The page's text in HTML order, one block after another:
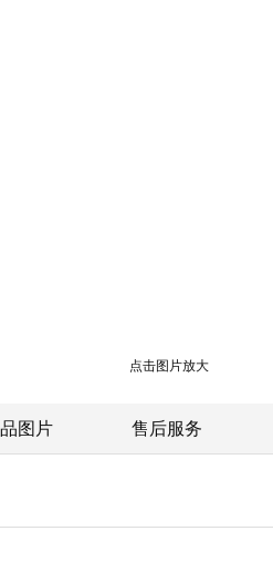
点击图片放大
图片 售后服务